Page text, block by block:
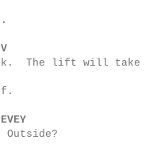
V
The lift will take
EVEY
Outside?